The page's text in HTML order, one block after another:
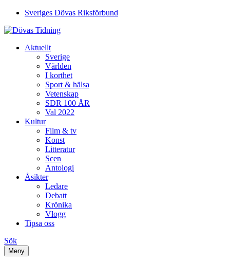
Sveriges Dövas Riksförbund
Aktuellt
Sverige
Världen
I korthet
Sport & hälsa
Vetenskap
SDR 100 ÅR
Val 2022
Kultur
Film & tv
Konst
Litteratur
Scen
Antologi
Åsikter
Ledare
Debatt
Krönika
Vlogg
Tipsa oss
Sök
Meny